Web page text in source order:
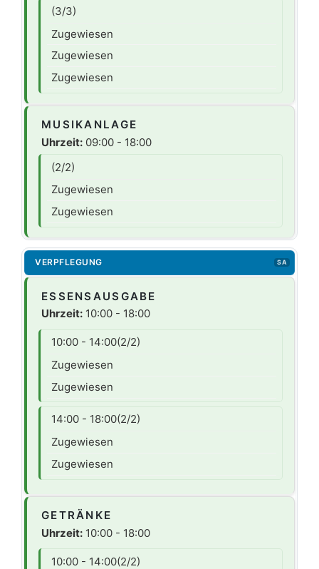
(3/3)
Zugewiesen
Zugewiesen
Zugewiesen
MUSIKANLAGE
Uhrzeit: 09:00 - 18:00
(2/2)
Zugewiesen
Zugewiesen
VERPFLEGUNG SA
ESSENSAUSGABE
Uhrzeit: 10:00 - 18:00
10:00 - 14:00(2/2)
Zugewiesen
Zugewiesen
14:00 - 18:00(2/2)
Zugewiesen
Zugewiesen
GETRÄNKE
Uhrzeit: 10:00 - 18:00
10:00 - 14:00(2/2)